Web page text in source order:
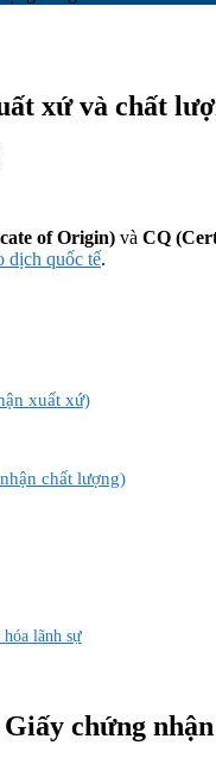
xứ và chất
of Origin) và CQ
dịch quốc tế.
xuất xứ)
chất lượng)
lãnh sự
chứng